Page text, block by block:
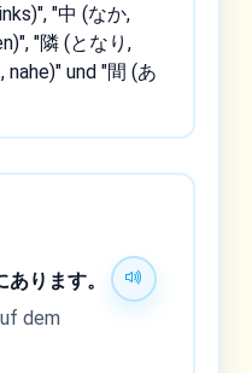
"中 (なか,
"隣 (となり,
nahe)" und "間 (あ
あります。
dem